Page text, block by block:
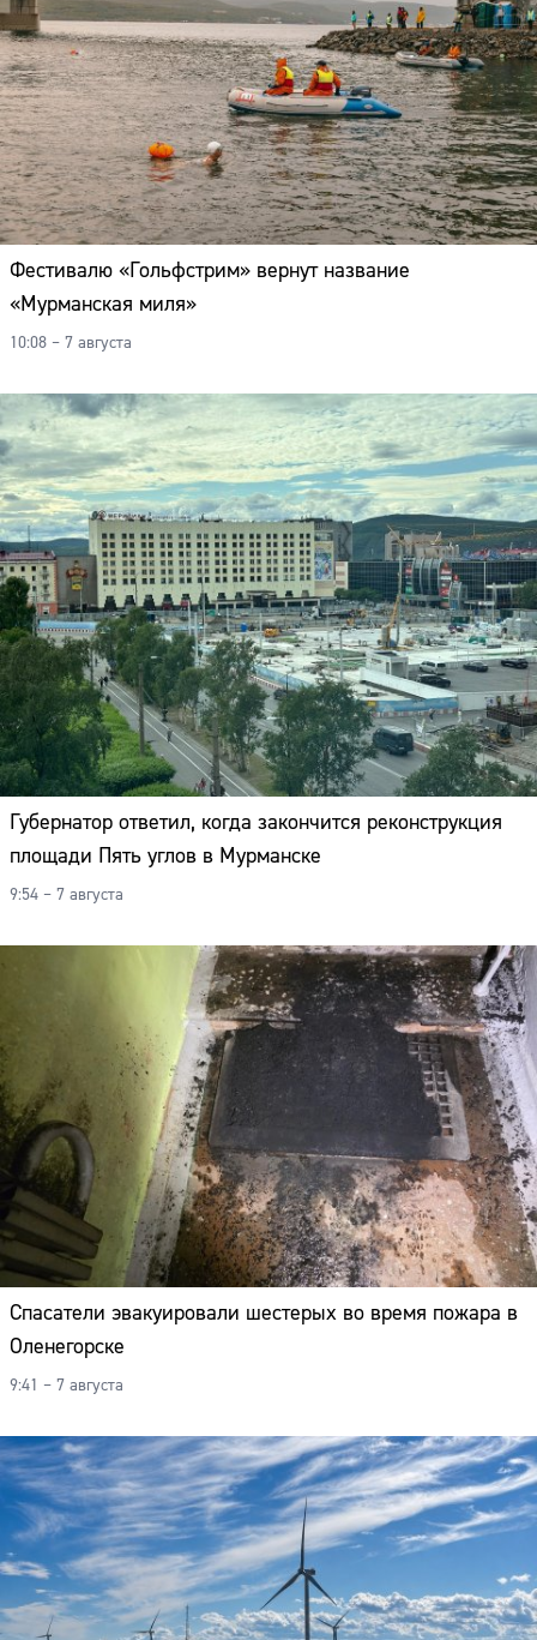
Фестивалю «Гольфстрим» вернут название
«Мурманская миля»
10:08 – 7 августа
Губернатор ответил, когда закончится реконструкция
площади Пять углов в Мурманске
9:54 – 7 августа
Спасатели эвакуировали шестерых во время пожара в
Оленегорске
9:41 – 7 августа